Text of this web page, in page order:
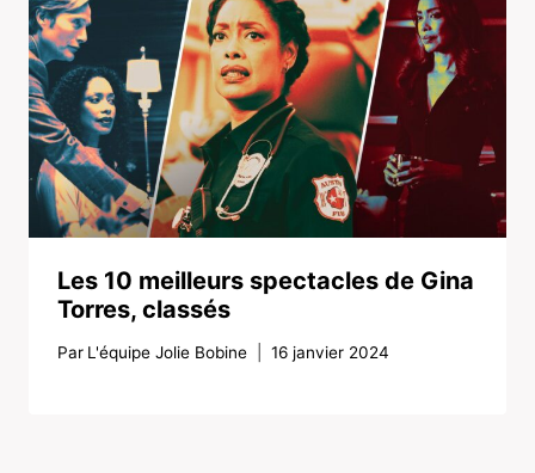
Les 10 meilleurs spectacles de Gina
Torres, classés
Par L'équipe Jolie Bobine 16 janvier 2024